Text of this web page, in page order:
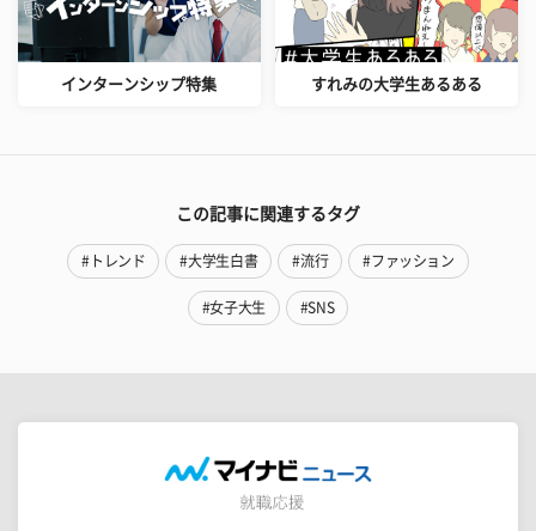
インターンシップ特集 すれみの大学生あるある
この記事に関連するタグ
#トレンド #大学生白書 #流行 #ファッション
#女子大生 #SNS